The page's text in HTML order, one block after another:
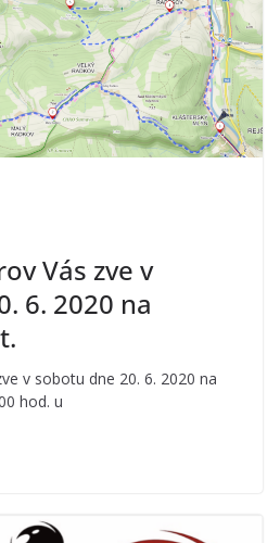
Vás zve v
6. 2020 na
v sobotu dne 20. 6. 2020 na
hod. u